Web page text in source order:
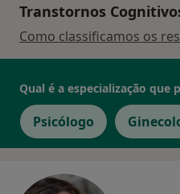
Transtornos
Como classificamos os
Qual é a especialização que
Psicólogo